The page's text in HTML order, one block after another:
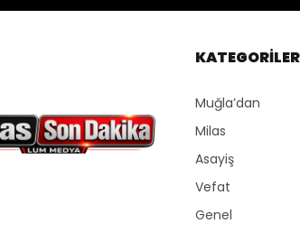
KATEGORİLER
Muğla’dan
Milas
Asayiş
Vefat
Genel